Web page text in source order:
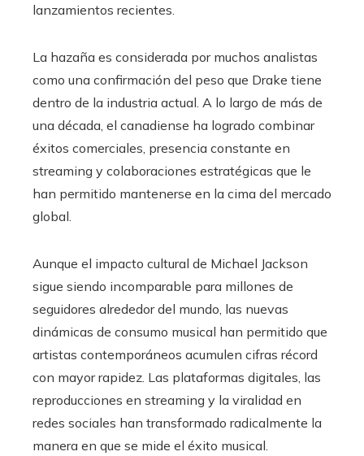
lanzamientos recientes.
La hazaña es considerada por muchos analistas
como una confirmación del peso que Drake tiene
dentro de la industria actual. A lo largo de más de
una década, el canadiense ha logrado combinar
éxitos comerciales, presencia constante en
streaming y colaboraciones estratégicas que le
han permitido mantenerse en la cima del mercado
global.
Aunque el impacto cultural de Michael Jackson
sigue siendo incomparable para millones de
seguidores alrededor del mundo, las nuevas
dinámicas de consumo musical han permitido que
artistas contemporáneos acumulen cifras récord
con mayor rapidez. Las plataformas digitales, las
reproducciones en streaming y la viralidad en
redes sociales han transformado radicalmente la
manera en que se mide el éxito musical.